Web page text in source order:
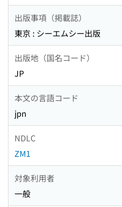
出版事項（掲載誌）
東京 : シーエムシー出版
出版地（国名コード）
JP
本文の言語コード
jpn
NDLC
ZM1
対象利用者
一般